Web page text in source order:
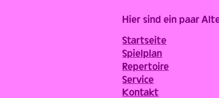
Hier sind ein paar
Startseite
Spielplan
Repertoire
Service
Kontakt